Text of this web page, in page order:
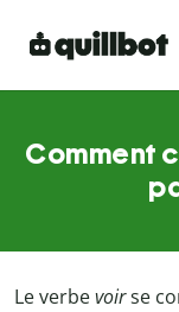
Comment
Le verbevoirse